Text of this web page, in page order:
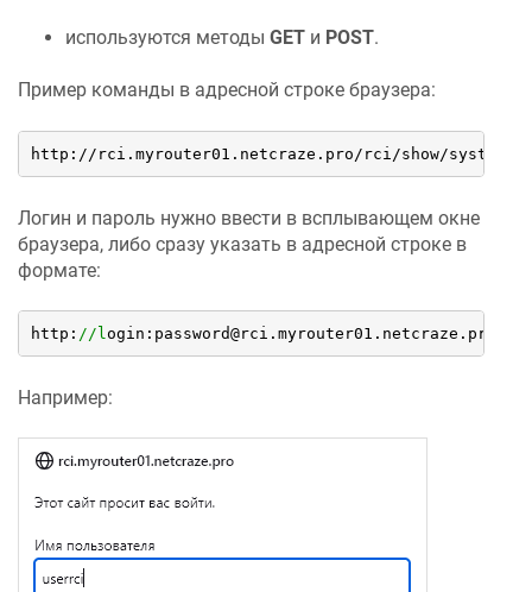
используются методы GET и POST.
Пример команды в адресной строке браузера:
http://rci.myrouter01.netcraze.pro/rci/show/system
Логин и пароль нужно ввести в всплывающем окне
браузера, либо сразу указать в адресной строке в
формате:
http: //login:password@rci.myrouter01.netcraze.pro/
Например: